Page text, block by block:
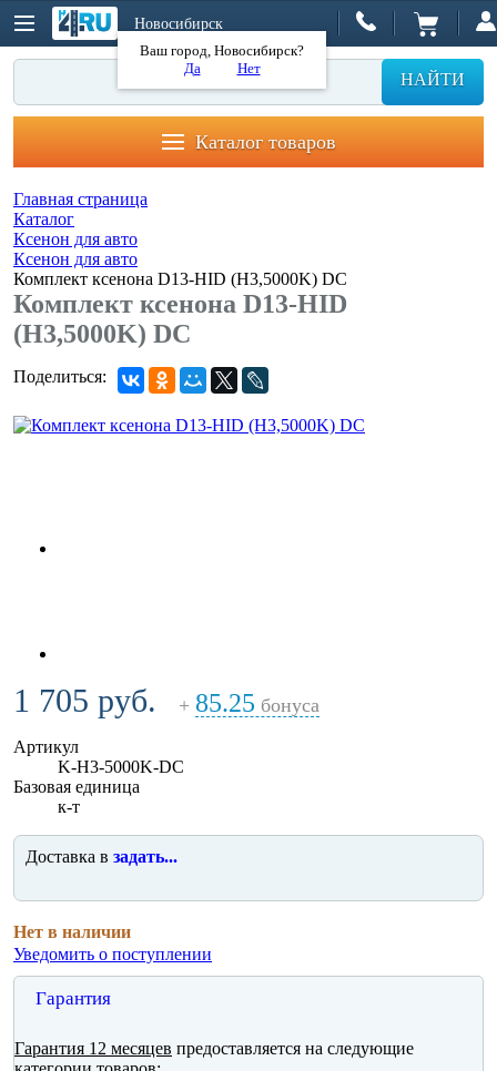
Новосибирск
Ваш город, Новосибирск?
Да
Нет
НАЙТИ
Каталог товаров
Главная страница
Каталог
Ксенон для авто
Ксенон для авто
Комплект ксенона D13-HID (H3,5000K) DC
Комплект ксенона D13-HID
(H3,5000K) DC
Поделиться:
1 705 руб. + 85.25 бонуса
Артикул
K-H3-5000K-DC
Базовая единица
к-т
Доставка в задать...
Нет в наличии
Уведомить о поступлении
Гарантия
Гарантия 12 месяцев предоставляется на следующие